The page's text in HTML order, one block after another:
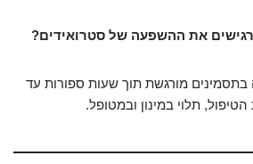
את ההשפעה של סטרואידים?
מורגשת תוך שעות ספורות עד
תלוי במינון ובמטופל.